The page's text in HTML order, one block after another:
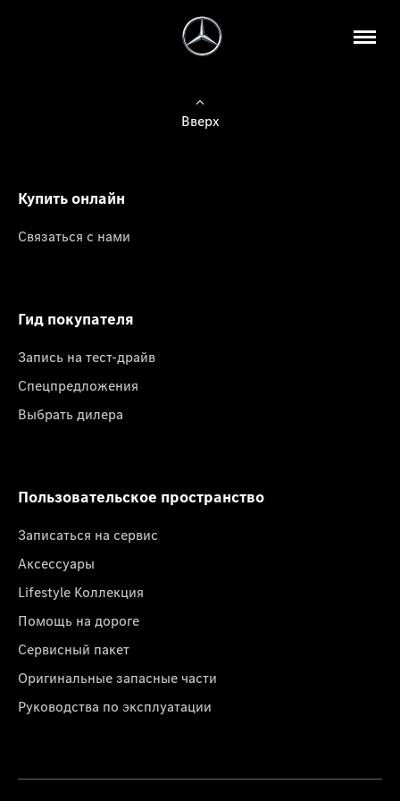
Вверх
Купить онлайн
Связаться с нами
Гид покупателя
Запись на тест-драйв
Спецпредложения
Выбрать дилера
Пользовательское пространство
Записаться на сервис
Аксессуары
Lifestyle Коллекция
Помощь на дороге
Сервисный пакет
Оригинальные запасные части
Руководства по эксплуатации